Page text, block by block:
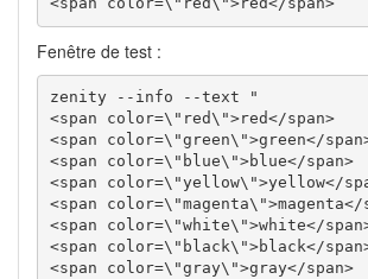
Fenêtre de test :
zenity --info --text "
<span color=\"red\">red</span>
<span color=\"green\">green</
<span color=\"blue\">blue</span>
<span color=\"yellow\">yellow</
<span color=\"magenta\">magenta</
<span color=\"white\">white</
<span color=\"black\">black</
<span color=\"gray\">gray</span>